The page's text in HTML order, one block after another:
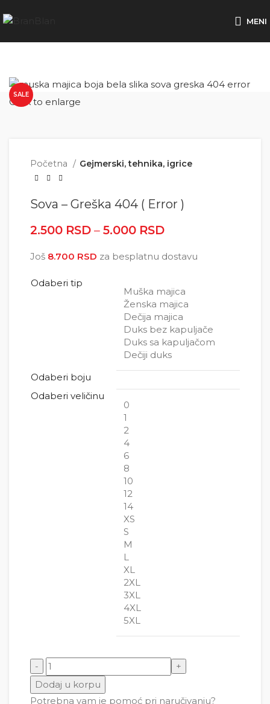
MENI
SALE
Click to enlarge
Početna Gejmerski, tehnika, igrice
Sova – Greška 404 ( Error )
2.500 RSD – 5.000 RSD
5.000 RSD
Još 8.700 RSD za besplatnu dostavu
Odaberi tip
Muška majica
Ženska majica
Dečija majica
Duks bez kapuljače
Duks sa kapuljačom
Dečiji duks
Odaberi boju
Odaberi veličinu
0
1
2
4
6
8
10
12
14
XS
S
M
L
XL
2XL
3XL
4XL
5XL
Sova - Greška 404 ( Error ) količina
Dodaj u korpu
Potrebna vam je pomoć pri naručivanju?